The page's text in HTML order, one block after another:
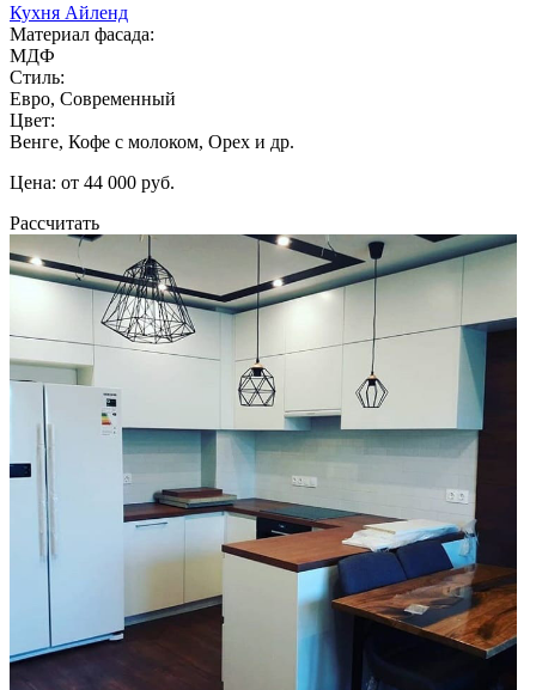
Кухня Айленд
Материал фасада:
МДФ
Стиль:
Евро, Современный
Цвет:
Венге, Кофе с молоком, Орех и др.
Цена: от 44 000 руб.
Рассчитать